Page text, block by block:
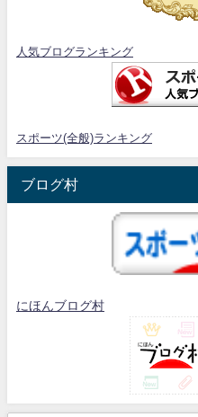
人気ブログランキング
スポーツ(全般)ランキング
ブログ村
にほんブログ村